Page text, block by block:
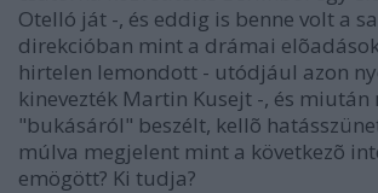
Otelló ját -, és eddig is benne volt a
direkcióban mint a drámai
hirtelen lemondott - utódjául azon
kinevezték Martin Kusejt -, és miután
"bukásáról" beszélt, kellõ
múlva megjelent mint a következõ
emögött? Ki tudja?